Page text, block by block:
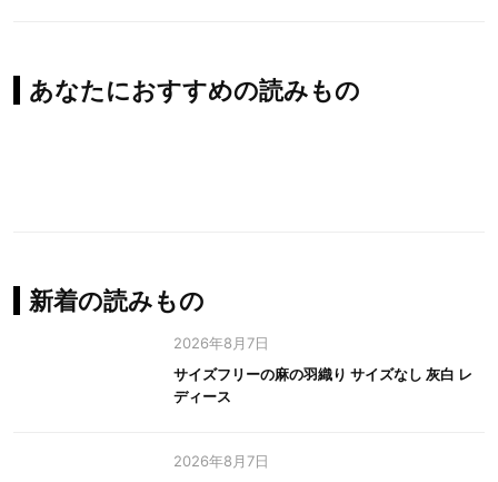
あなたにおすすめの読みもの
新着の読みもの
2026年8月7日
サイズフリーの麻の羽織り サイズなし 灰白 レ
ディース
2026年8月7日